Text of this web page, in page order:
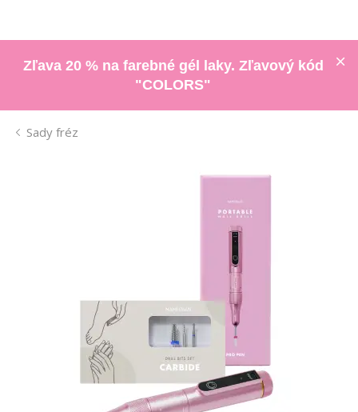
Zľava 20 % na farebné gél laky. Zľavový kód
"COLORS"
Sady fréz